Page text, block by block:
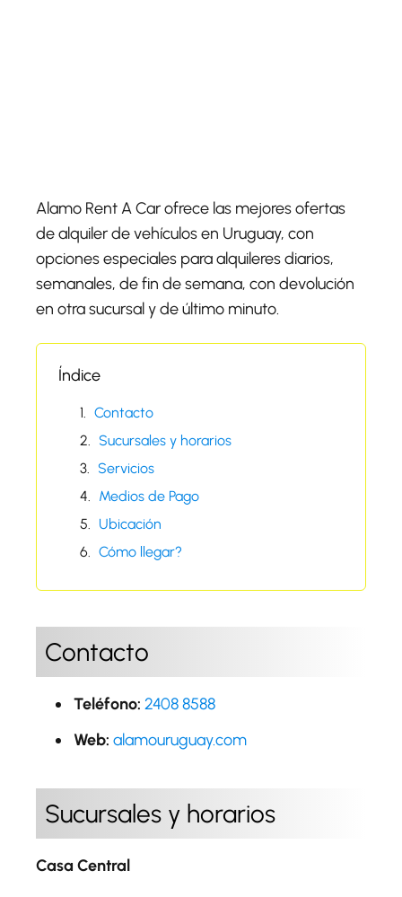
Alamo Rent A Car ofrece las mejores ofertas
de alquiler de vehículos en Uruguay, con
opciones especiales para alquileres diarios,
semanales, de fin de semana, con devolución
en otra sucursal y de último minuto.
Índice
Contacto
Sucursales y horarios
Servicios
Medios de Pago
Ubicación
Cómo llegar?
Contacto
Teléfono: 2408 8588
Web: alamouruguay.com
Sucursales y horarios
Casa Central